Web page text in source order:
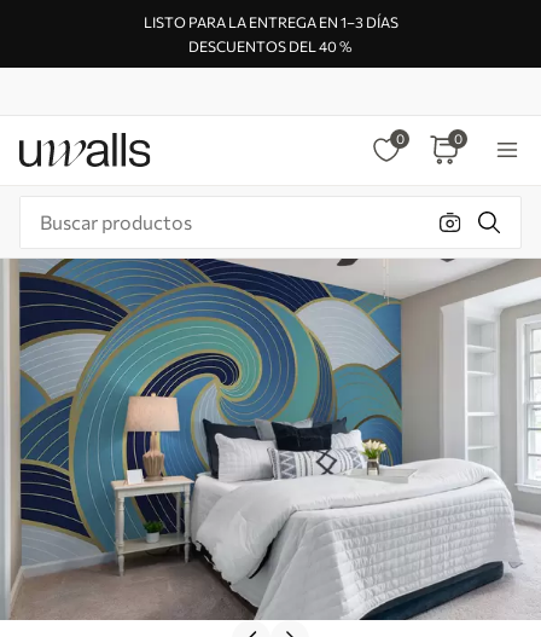
LISTO PARA LA ENTREGA EN 1–3 DÍAS
DESCUENTOS DEL 40 %
0 0